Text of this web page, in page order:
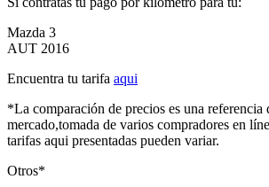
Mazda 3
AUT 2016
Encuentra tu tarifa aqui
*La comparación de precios es una referencia
mercado,tomada de varios compradores en
tarifas aqui presentadas pueden variar.
Otros*